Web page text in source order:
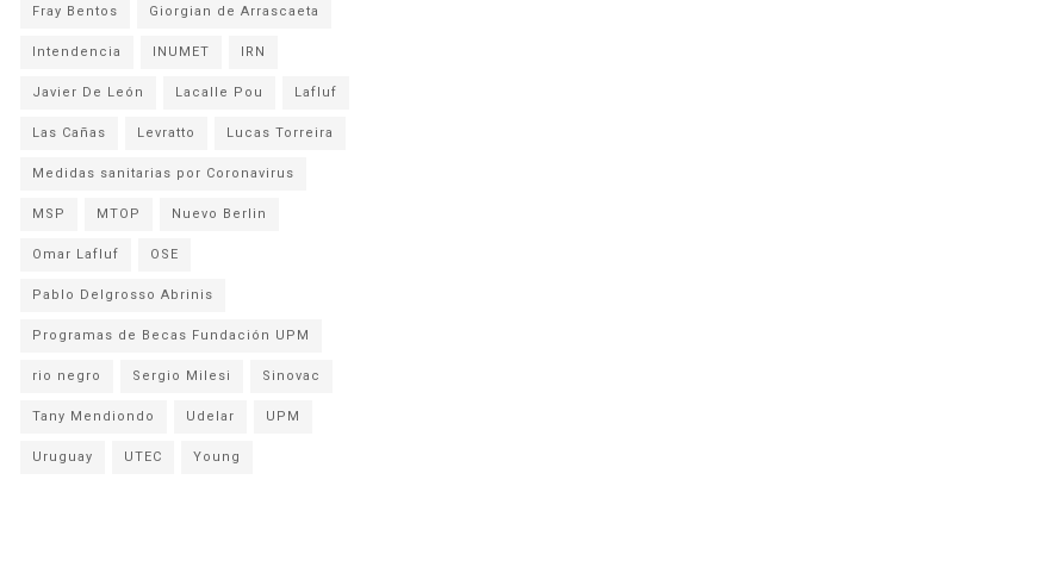
Fray Bentos Giorgian de Arrascaeta
Intendencia INUMET IRN
Javier De León Lacalle Pou Lafluf
Las Cañas Levratto Lucas Torreira
Medidas sanitarias por Coronavirus
MSP MTOP Nuevo Berlin
Omar Lafluf OSE
Pablo Delgrosso Abrinis
Programas de Becas Fundación UPM
rio negro Sergio Milesi Sinovac
Tany Mendiondo Udelar UPM
Uruguay UTEC Young